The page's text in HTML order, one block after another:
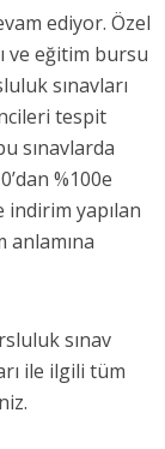
ediyor. Özel
ve eğitim bursu
sınavları
tespit
sınavlarda
%100e
yapılan
anlamına
sınav
ile ilgili tüm